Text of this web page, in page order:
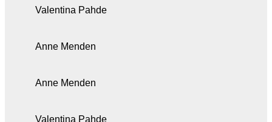
Valentina Pahde
Anne Menden
Anne Menden
Valentina Pahde